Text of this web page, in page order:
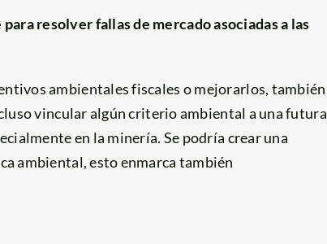
resolver fallas de mercado asociadas a las
ambientales fiscales o mejorarlos, también
vincular algún criterio ambiental a una futura
en la minería. Se podría crear una
ambiental, esto enmarca también